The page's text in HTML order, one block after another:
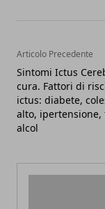
Articolo Precedente
Sintomi Ictus
cura. Fattori di
ictus: diabete,
alto, ipertensione,
alcol